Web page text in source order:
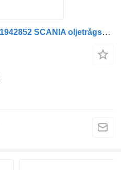
Scania Carterpanpakking 1942852 SCANIA oljetrågspackning till lastbil